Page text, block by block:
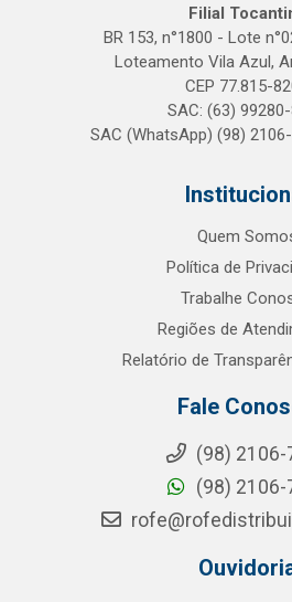
Filial
BR 153, n°1800 - Lote
Loteamento Vila Azul,
CEP 77.815-
SAC: (63)
SAC (WhatsApp) (98)
Quem
Política de
Trabalhe
Regiões de
Relatório de
Fale
(98) 2106-
(98) 2106-